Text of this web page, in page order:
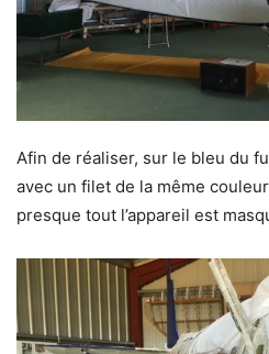
Afin de réaliser, sur le bleu du
avec un filet de la même
presque tout l’appareil est